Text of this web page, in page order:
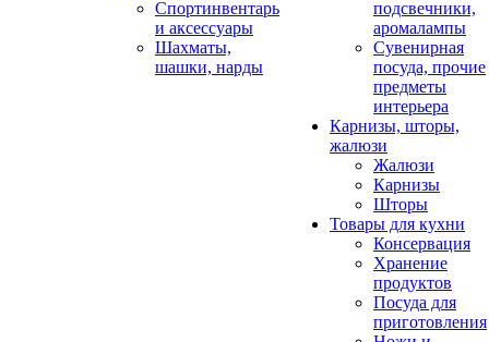
Спортинвентарь
и аксессуары
Шахматы,
шашки, нарды
подсвечники,
аромалампы
Сувенирная
посуда, прочие
предметы
интерьера
Карнизы, шторы,
жалюзи
Жалюзи
Карнизы
Шторы
Товары для кухни
Консервация
Хранение
продуктов
Посуда для
приготовления